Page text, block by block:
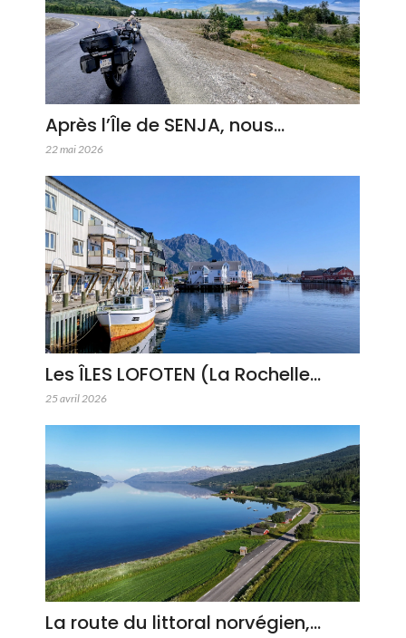
Après l’Île de SENJA, nous…
22 mai 2026
Les ÎLES LOFOTEN (La Rochelle…
25 avril 2026
La route du littoral norvégien,…